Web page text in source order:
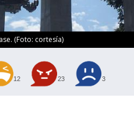
(Foto: cortesía)
12 23 3